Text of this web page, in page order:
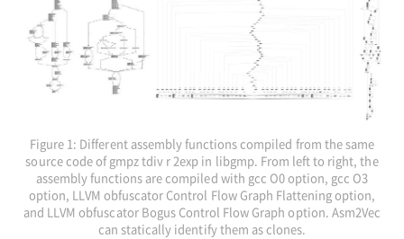
Figure 1: Different assembly functions compiled from the same
source code of gmpz tdiv r 2exp in libgmp. From left to right, the
assembly functions are compiled with gcc O0 option, gcc O3
option, LLVM obfuscator Control Flow Graph Flattening option,
and LLVM obfuscator Bogus Control Flow Graph option. Asm2Vec
can statically identify them as clones.